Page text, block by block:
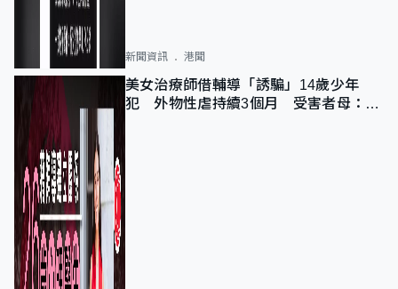
新聞資訊 港聞
美女治療師借輔導「誘騙」14歲少年
犯 外物性虐持續3個月 受害者母：要